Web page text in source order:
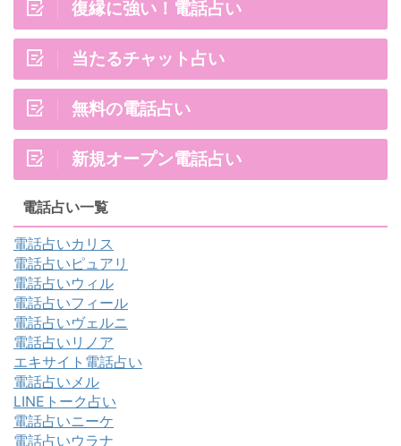
復縁に強い！電話占い
当たるチャット占い
無料の電話占い
新規オープン電話占い
電話占い一覧
電話占いカリス
電話占いピュアリ
電話占いウィル
電話占いフィール
電話占いヴェルニ
電話占いリノア
エキサイト電話占い
電話占いメル
LINEトーク占い
電話占いニーケ
電話占いウラナ